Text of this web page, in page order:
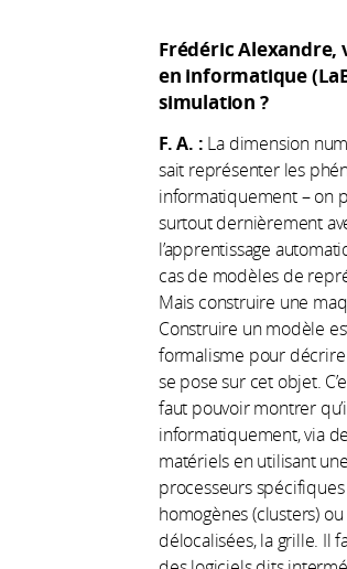
Frédéric Alexandre,
en informatique
simulation ?
F. A. : La dimension
sait représenter les
informatiquement – on
surtout dernièrement
l’apprentissage
cas de modèles de
Mais construire une
Construire un modèle
formalisme pour décrire
se pose sur cet objet.
faut pouvoir montrer
informatiquement, via
matériels en utilisant
processeurs
homogènes (clusters)
délocalisées, la grille. Il